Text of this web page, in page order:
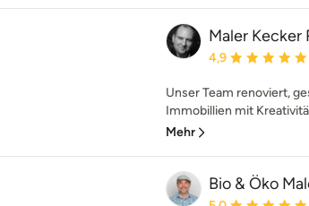
Maler Kecker
Durchschnittliche
4,9
Unser Team renoviert,
Immobillien mit
Mehr
Bio & Öko